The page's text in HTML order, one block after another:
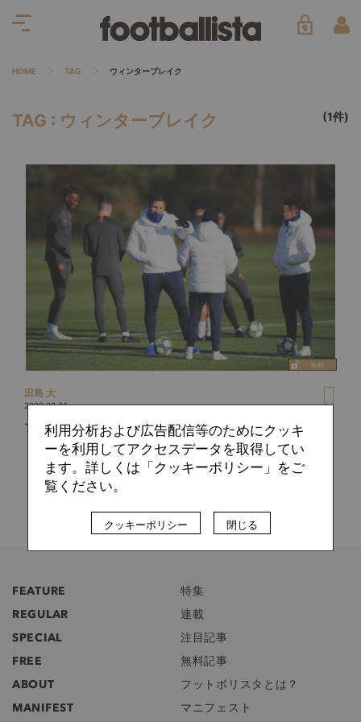
HOME TAG ウィンターブレイク
TAG : ウィンターブレイク (1件)
田島 大
2020.02.06
プレミアリーグは“冬休み”中。選手たちはドバイに集結？
FEATURE
特集
REGULAR
連載
SPECIAL
注目記事
FREE
無料記事
ABOUT
フットボリスタとは？
MANIFEST
マニフェスト
利用分析および広告配信等のためにクッキ
ーを利用してアクセスデータを取得してい
ます。詳しくは「クッキーポリシー」をご
覧ください。
クッキーポリシー 閉じる